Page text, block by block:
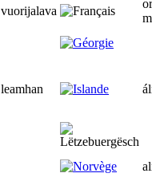
vuorijalava
leamhan